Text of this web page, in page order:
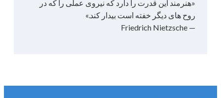
«هنرمند این قدرت را دارد که نیروی عملی را که در
روح های دیگر خفته است بیدار کند.»
— Friedrich Nietzsche